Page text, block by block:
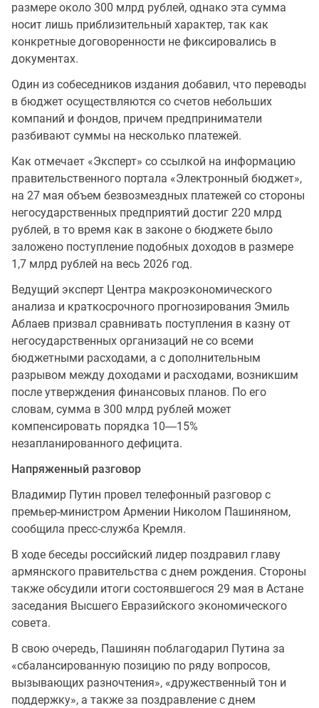
размере около 300 млрд рублей, однако эта сумма
носит лишь приблизительный характер, так как
конкретные договоренности не фиксировались в
документах.
Один из собеседников издания добавил, что переводы
в бюджет осуществляются со счетов небольших
компаний и фондов, причем предприниматели
разбивают суммы на несколько платежей.
Как отмечает «Эксперт» со ссылкой на информацию
правительственного портала «Электронный бюджет»,
на 27 мая объем безвозмездных платежей со стороны
негосударственных предприятий достиг 220 млрд
рублей, в то время как в законе о бюджете было
заложено поступление подобных доходов в размере
1,7 млрд рублей на весь 2026 год.
Ведущий эксперт Центра макроэкономического
анализа и краткосрочного прогнозирования Эмиль
Аблаев призвал сравнивать поступления в казну от
негосударственных организаций не со всеми
бюджетными расходами, а с дополнительным
разрывом между доходами и расходами, возникшим
после утверждения финансовых планов. По его
словам, сумма в 300 млрд рублей может
компенсировать порядка 10―15%
незапланированного дефицита.
Напряженный разговор
Владимир Путин провел телефонный разговор с
премьер-министром Армении Николом Пашиняном,
сообщила пресс-служба Кремля.
В ходе беседы российский лидер поздравил главу
армянского правительства с днем рождения. Стороны
также обсудили итоги состоявшегося 29 мая в Астане
заседания Высшего Евразийского экономического
совета.
В свою очередь, Пашинян поблагодарил Путина за
«сбалансированную позицию по ряду вопросов,
вызывающих разночтения», «дружественный тон и
поддержку», а также за поздравление с днем